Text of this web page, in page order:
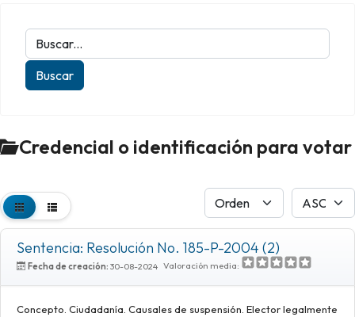
Credencial o identificación para votar
Sentencia: Resolución No. 185-P-2004 (2)
Fecha de creación: 30-08-2024 Valoración media:
Concepto. Ciudadanía. Causales de suspensión. Elector legalmente